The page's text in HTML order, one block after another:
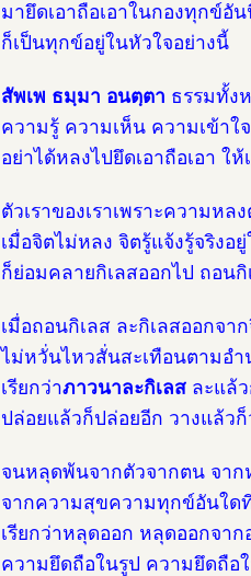
มายึดเอาถือเอาในกองทุกข์อัน
ก็เป็นทุกข์อยู่ในหัวใจอย่างนี้
สัพเพ ธมฺมา อนตฺตา ธรรมทั้ง
ความรู้ ความเห็น ความเข้าใ
อย่าได้หลงไปยึดเอาถือเอา ใ
ตัวเราของเราเพราะความหล
เมื่อจิตไม่หลง จิตรู้แจ้งรู้จริง
ก็ย่อมคลายกิเลสออกไป ถอน
เมื่อถอนกิเลส ละกิเลสออกจา
ไม่หวั่นไหวสั่นสะเทือนตามอำ
เรียกว่าภาวนาละกิเลส ละแล้
ปล่อยแล้วก็ปล่อยอีก วางแล้วก็
จนหลุดพ้นจากตัวจากตน จาก
จากความสุขความทุกข์อันใด
เรียกว่าหลุดออก หลุดออกจา
ความยึดถือในรูป ความยึดถือ